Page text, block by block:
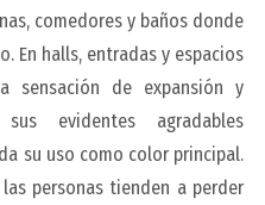
comedores y baños donde
En halls, entradas y espacios
sensación de expansión y
evidentes agradables
su uso como color principal.
personas tienden a perder